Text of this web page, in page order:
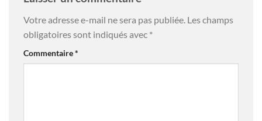
Votre adresse e-mail ne sera pas publiée. Les champs
obligatoires sont indiqués avec *
Commentaire*